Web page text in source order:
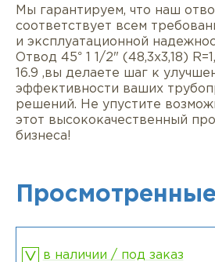
Мы гарантируем, что наш
соответствует всем
и эксплуатационной
Отвод 45° 1 1/2" (48,3х3,18)
16.9 ,вы делаете шаг к
эффективности ваших
решений. Не упустите
этот высококачественный
бизнеса!
в наличии / под заказ